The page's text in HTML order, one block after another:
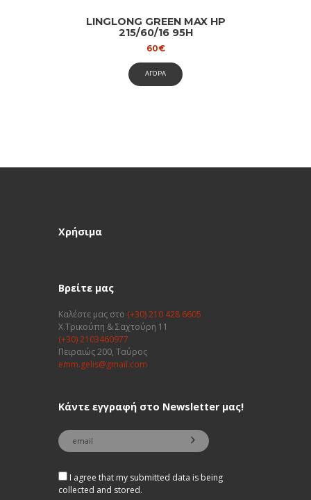
LINGLONG GREEN MAX HP
215/60/16 95H
60€
ΑΓΟΡΑ
Χρήσιμα
Βρείτε μας
Καλέστε μας στο (+30) 210 428 6605
Χ.Τρικούπη & Σαχτούρη 11
(+30) 2103460977
Πειραιώς 200, Ταύρος
emm.gelis@gmail.com
Κάντε εγγραφή στο Newsletter μας!
I agree that my submitted data is being
collected and stored.